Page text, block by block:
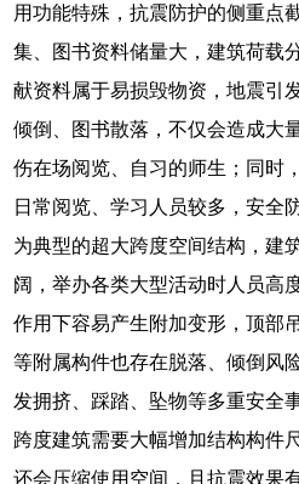
用功能特殊，抗震防护的侧重点
集、图书资料储量大，建筑荷载
献资料属于易损毁物资，地震引
倾倒、图书散落，不仅会造成大
伤在场阅览、自习的师生；同时
日常阅览、学习人员较多，安全
为典型的超大跨度空间结构，建
阔，举办各类大型活动时人员高
作用下容易产生附加变形，顶部
等附属构件也存在脱落、倾倒风
发拥挤、踩踏、坠物等多重安全
跨度建筑需要大幅增加结构构件
还会压缩使用空间，且抗震效果